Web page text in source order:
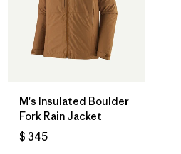
M's Insulated Boulder
Fork Rain Jacket
$ 345